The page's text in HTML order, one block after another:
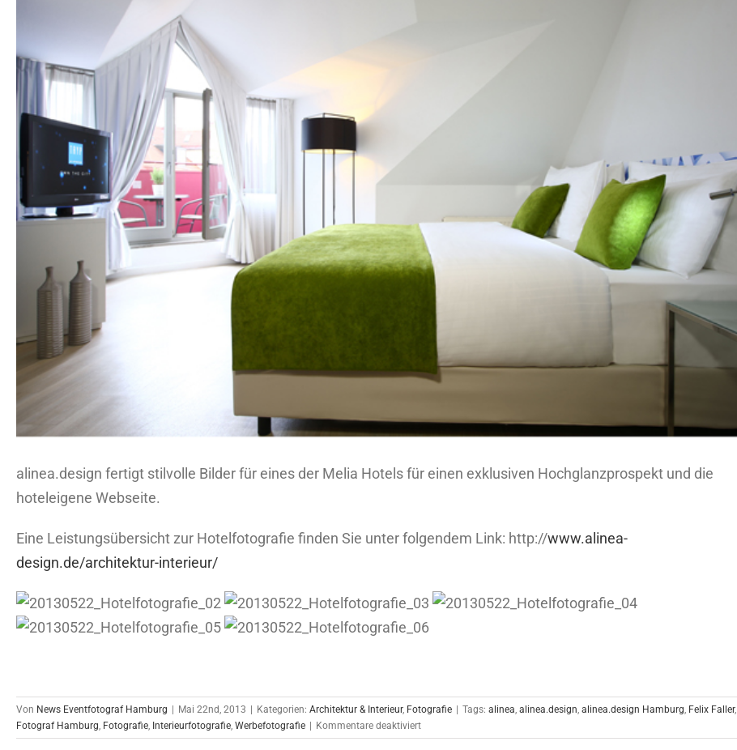
alinea.design fertigt stilvolle Bilder für eines der Melia Hotels für einen exklusiven Hochglanzprospekt und die
hoteleigene Webseite.
Eine Leistungsübersicht zur Hotelfotografie finden Sie unter folgendem Link: http://www.alinea-
design.de/architektur-interieur/
Von News Eventfotograf Hamburg Mai 22nd, 2013 Kategorien: Architektur & Interieur, Fotografie Tags: alinea, alinea.design, alinea.design Hamburg, Felix Faller,
Fotograf Hamburg, Fotografie, Interieurfotografie, Werbefotografie Kommentare deaktiviertfür
Hotelfotografie